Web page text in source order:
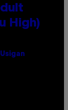
High)